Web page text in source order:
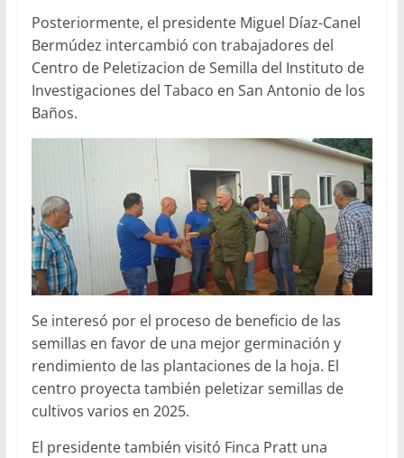
Posteriormente, el presidente Miguel Díaz-Canel
Bermúdez intercambió con trabajadores del
Centro de Peletizacion de Semilla del Instituto de
Investigaciones del Tabaco en San Antonio de los
Baños.
Se interesó por el proceso de beneficio de las
semillas en favor de una mejor germinación y
rendimiento de las plantaciones de la hoja. El
centro proyecta también peletizar semillas de
cultivos varios en 2025.
El presidente también visitó Finca Pratt una